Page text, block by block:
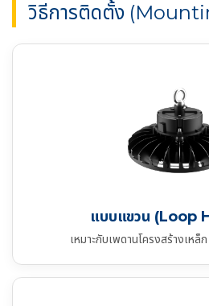
วิธีการติดตั้ง
แบบแขวน (Loop
เหมาะกับเพดานโครงสร้างเหล็